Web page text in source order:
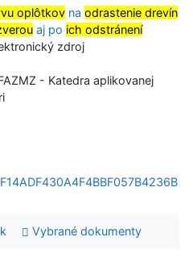
oplôtkov na odrastenie drevín
aj po ich odstránení
zdroj
- Katedra aplikovanej
Vybrané dokumenty